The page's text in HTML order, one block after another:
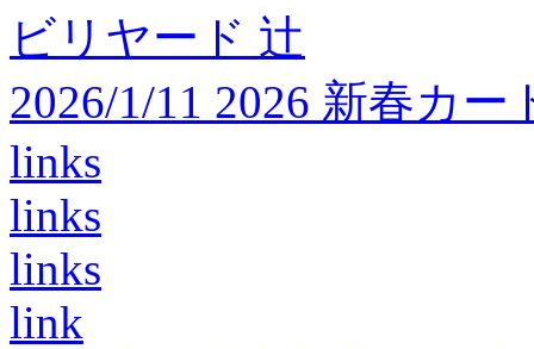
ビリヤード 辻
2026/1/11 2026 新春カ
links
links
links
link